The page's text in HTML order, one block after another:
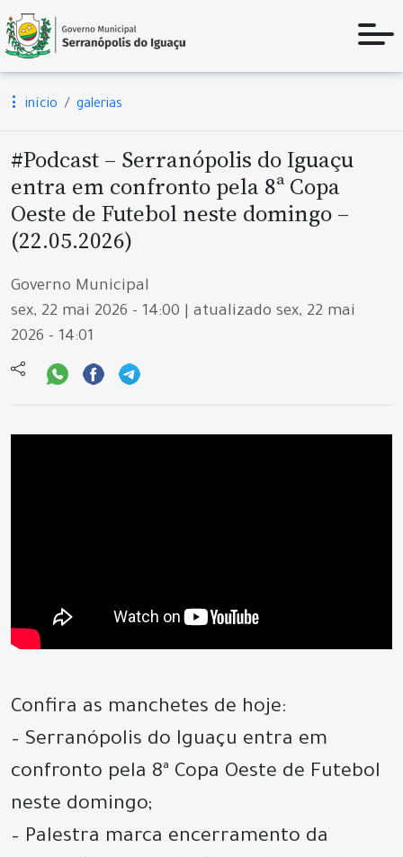
início galerias
#Podcast – Serranópolis do Iguaçu
entra em confronto pela 8ª Copa
Oeste de Futebol neste domingo –
(22.05.2026)
Governo Municipal
sex, 22 mai 2026 - 14:00 | atualizado sex, 22 mai
2026 - 14:01
Confira as manchetes de hoje:
– Serranópolis do Iguaçu entra em
confronto pela 8ª Copa Oeste de Futebol
neste domingo;
– Palestra marca encerramento da